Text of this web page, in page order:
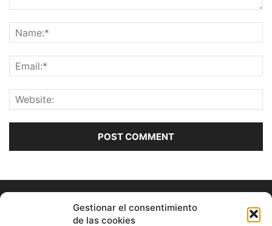
Gestionar el consentimiento
de las cookies